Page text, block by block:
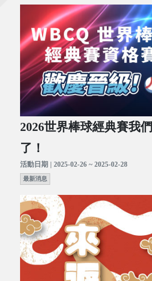
2026世界棒球經典賽我
了！
活動日期 | 2025-02-26 ~ 2025-02-28
最新消息